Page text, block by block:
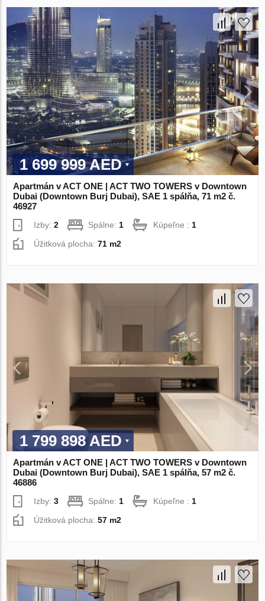
1 699 999 AED
Apartmán v ACT ONE | ACT TWO TOWERS v Downtown
Dubai (Downtown Burj Dubai), SAE 1 spálňa, 71 m2 č.
46927
Izby:2 Spálne: 1 Kúpeľne : 1
Úžitková plocha:71 m2
1 799 898 AED
Apartmán v ACT ONE | ACT TWO TOWERS v Downtown
Dubai (Downtown Burj Dubai), SAE 1 spálňa, 57 m2 č.
46886
Izby:3 Spálne: 1 Kúpeľne : 1
Úžitková plocha:57 m2